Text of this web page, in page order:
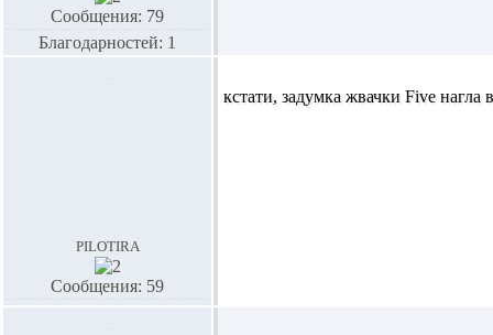
Сообщения: 79
Благодарностей: 1
pilotira
Сообщения: 59
кстати, задумка жвачки Five